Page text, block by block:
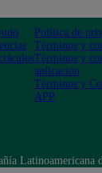
el Cártel de
SinaloaPolítica de
Términos y
Términos y
aplicación
Términos y
APP
Latinoamericana